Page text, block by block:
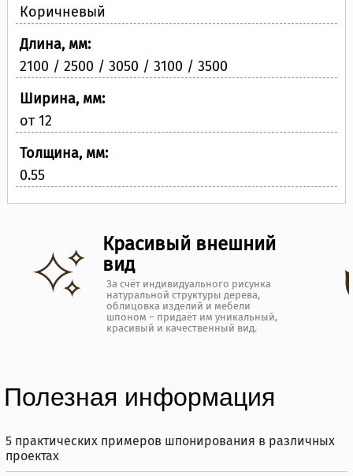
Коричневый
Длина, мм:
2100 / 2500 / 3050 / 3100 / 3500
Ширина, мм:
от 12
Толщина, мм:
0.55
Красивый внешний
вид
За счёт индивидуального рисунка
натуральной структуры дерева,
облицовка изделий и мебели
шпоном – придаёт им уникальный,
красивый и качественный вид.
Полезная информация
5 практических примеров шпонирования в различных
проектах